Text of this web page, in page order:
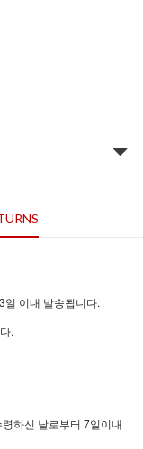
일 이내 발송됩니다.
.
하신 날로부터 7일이내